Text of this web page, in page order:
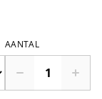
AANTAL